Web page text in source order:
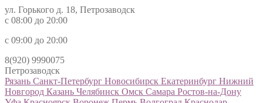
ул. Горького д. 18, Петрозаводск
с 08:00 до 20:00
с 09:00 до 20:00
8(920) 9990075
Петрозаводск
Рязань Санкт-Петербург Новосибирск Екатеринбург Нижний
Новгород Казань Челябинск Омск Самара Ростов-на-Дону